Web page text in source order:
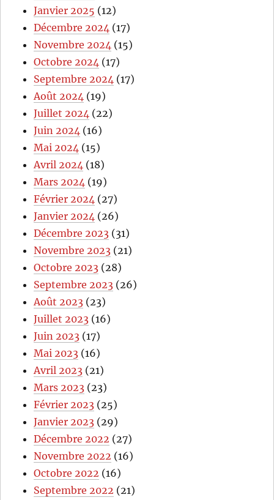
Janvier 2025 (12)
Décembre 2024 (17)
Novembre 2024 (15)
Octobre 2024 (17)
Septembre 2024 (17)
Août 2024 (19)
Juillet 2024 (22)
Juin 2024 (16)
Mai 2024 (15)
Avril 2024 (18)
Mars 2024 (19)
Février 2024 (27)
Janvier 2024 (26)
Décembre 2023 (31)
Novembre 2023 (21)
Octobre 2023 (28)
Septembre 2023 (26)
Août 2023 (23)
Juillet 2023 (16)
Juin 2023 (17)
Mai 2023 (16)
Avril 2023 (21)
Mars 2023 (23)
Février 2023 (25)
Janvier 2023 (29)
Décembre 2022 (27)
Novembre 2022 (16)
Octobre 2022 (16)
Septembre 2022 (21)